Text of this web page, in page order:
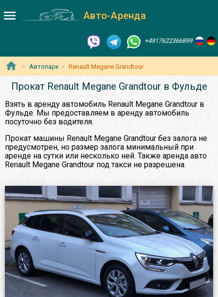
Авто-Аренда
+4917622366899
Автопарк Renault Megane Grandtour
Прокат Renault Megane Grandtour в Фульде
Взять в аренду автомобиль Renault Megane Grandtour в
Фульде. Мы предоставляем в аренду автомобиль
посуточно без водителя.
Прокат машины Renault Megane Grandtour без залога не
предусмотрен, но размер залога минимальный при
аренде на сутки или несколько ней. Также аренда авто
Renault Megane Grandtour под такси не разрешена.